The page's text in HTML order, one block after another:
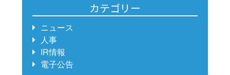
カテゴリー
ニュース
人事
IR情報
電子公告